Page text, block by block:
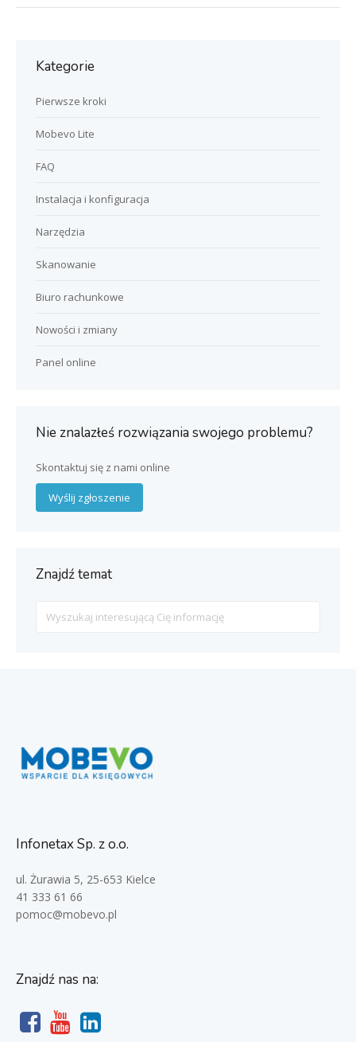
Kategorie
Pierwsze kroki
Mobevo Lite
FAQ
Instalacja i konfiguracja
Narzędzia
Skanowanie
Biuro rachunkowe
Nowości i zmiany
Panel online
Nie znalazłeś rozwiązania swojego problemu?
Skontaktuj się z nami online
Wyślij zgłoszenie
Znajdź temat
For
Infonetax Sp. z o.o.
ul. Żurawia 5, 25-653 Kielce
41 333 61 66
pomoc@mobevo.pl
Znajdź nas na: